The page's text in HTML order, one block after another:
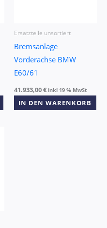
Ersatzteile unsortiert
Bremsanlage
Vorderachse BMW
E60/61
41.933,00€ inkl 19 % MwSt
IN DEN WARENKORB